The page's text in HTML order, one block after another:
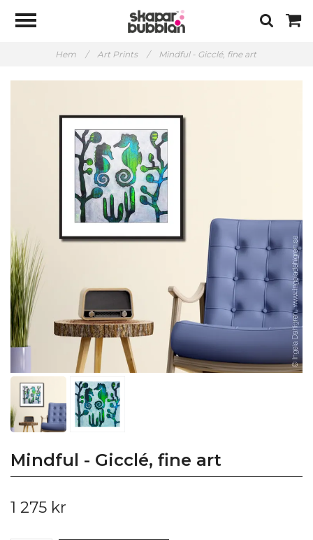
Hem / Art Prints / Mindful - Gicclé, fine art
Mindful - Gicclé, fine art
1 275 kr